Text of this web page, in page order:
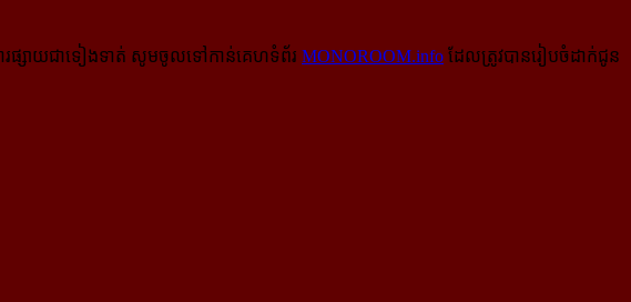
រផ្សាយជាទៀងទាត់ សូមចូលទៅកាន់​គេហទំព័រ MONOROOM.info ដែលត្រូវបានរៀបចំដាក់ជូន